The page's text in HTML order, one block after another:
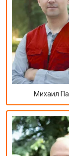
Михаил